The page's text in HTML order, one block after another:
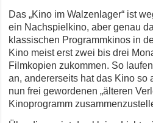
Das „Kino im Walzenlager“ ist
ein Nachspielkino, aber genau
klassischen Programmkinos in
Kino meist erst zwei bis drei
Filmkopien zukommen. So
an, andererseits hat das Kino so
nun frei gewordenen „älteren
Kinoprogramm